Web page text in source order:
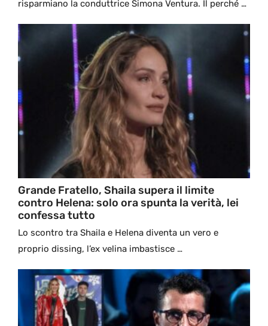
risparmiano la conduttrice Simona Ventura. Il perché …
Grande Fratello, Shaila supera il limite
contro Helena: solo ora spunta la verità, lei
confessa tutto
Lo scontro tra Shaila e Helena diventa un vero e
proprio dissing, l’ex velina imbastisce …